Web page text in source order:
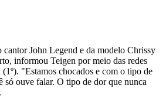
John Legend e da modelo Chrissy
informou Teigen por meio das redes
"Estamos chocados e com o tipo de
só ouve falar. O tipo de dor que nunca